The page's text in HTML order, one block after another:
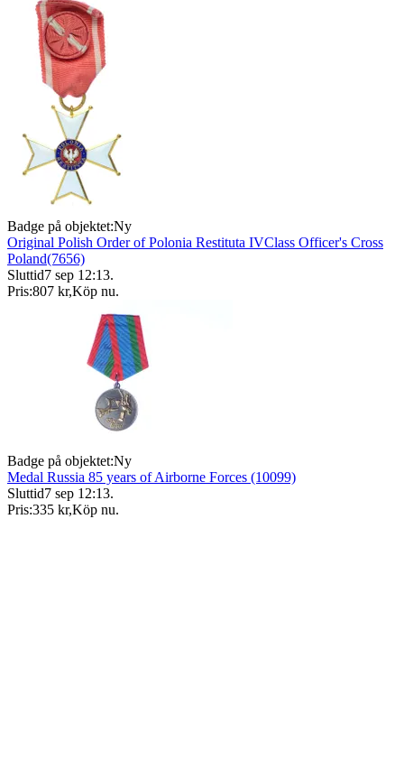
Badge på objektet:Ny
Original Polish Order of Polonia Restituta IVClass Officer's Cross
Poland(7656)
Sluttid7 sep 12:13.
Pris:807 kr,Köp nu.
Badge på objektet:Ny
Medal Russia 85 years of Airborne Forces (10099)
Sluttid7 sep 12:13.
Pris:335 kr,Köp nu.